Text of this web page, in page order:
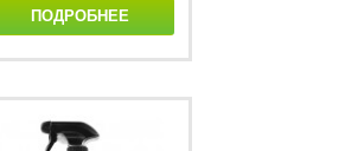
ПОДРОБНЕЕ